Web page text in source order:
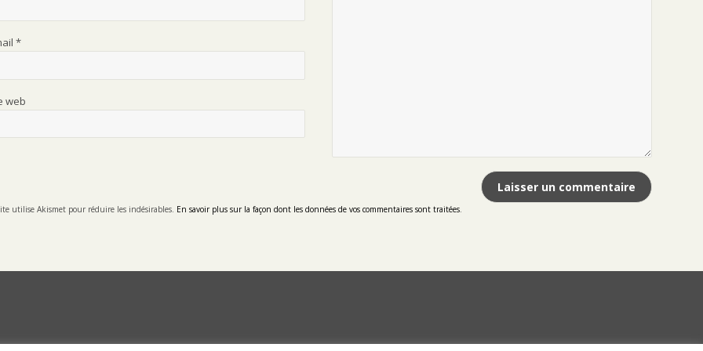
*
web
utilise Akismet pour réduire les indésirables. En savoir plus sur la façon dont les données de vos commentaires sont traitées.